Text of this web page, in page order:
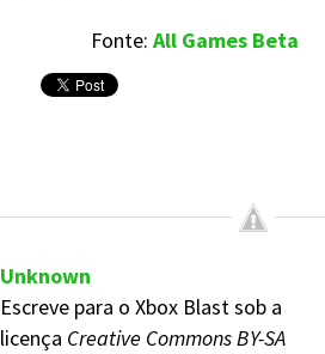
Fonte: All Games Beta
Unknown
Escreve para o Xbox Blast sob a
licença Creative Commons BY-SA